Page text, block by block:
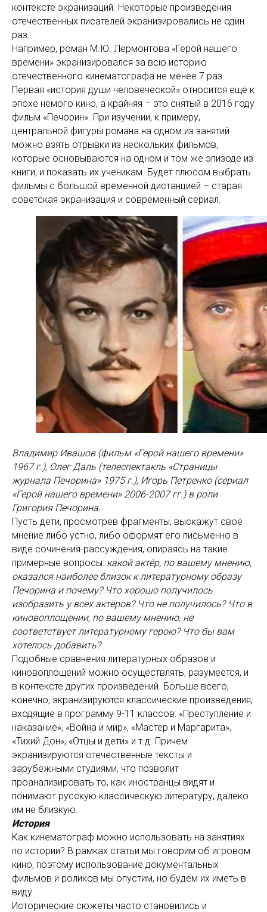
контексте экранизаций. Некоторые произведения
отечественных писателей экранизировались не один
раз.
Например, роман М.Ю. Лермонтова «Герой нашего
времени» экранизировался за всю историю
отечественного кинематографа не менее 7 раз.
Первая «история души человеческой» относится ещё к
эпохе немого кино, а крайняя – это снятый в 2016 году
фильм «Печорин». При изучении, к примеру,
центральной фигуры романа на одном из занятий
можно взять отрывки из нескольких фильмов,
которые основываются на одном и том же эпизоде из
книги, и показать их ученикам. Будет плюсом выбрать
фильмы с большой временной дистанцией – старая
советская экранизация и современный сериал.
Владимир Ивашов (фильм «Герой нашего времени»
1967 г.), Олег Даль (телеспектакль «Страницы
журнала Печорина» 1975 г.), Игорь Петренко (сериал
«Герой нашего времени» 2006-2007 гг.) в роли
Григория Печорина.
Пусть дети, просмотрев фрагменты, выскажут своё
мнение либо устно, либо оформят его письменно в
виде сочинения-рассуждения, опираясь на такие
примерные вопросы: какой актёр, по вашему мнению,
оказался наиболее близок к литературному образу
Печорина и почему? Что хорошо получилось
изобразить у всех актёров? Что не получилось? Что в
киновоплощении, по вашему мнению, не
соответствует литературному герою? Что бы вам
хотелось добавить?
Подобные сравнения литературных образов и
киновоплощений можно осуществлять, разумеется, и
в контексте других произведений. Больше всего,
конечно, экранизируются классические произведения,
входящие в программу 9-11 классов: «Преступление и
наказание», «Война и мир», «Мастер и Маргарита»,
«Тихий Дон», «Отцы и дети» и т.д. Причем
экранизируются отечественные тексты и
зарубежными студиями, что позволит
проанализировать то, как иностранцы видят и
понимают русскую классическую литературу, далеко
им не близкую.
История
Как кинематограф можно использовать на занятиях
по истории? В рамках статьи мы говорим об игровом
кино, поэтому использование документальных
фильмов и роликов мы опустим, но будем их иметь в
виду.
Исторические сюжеты часто становились и